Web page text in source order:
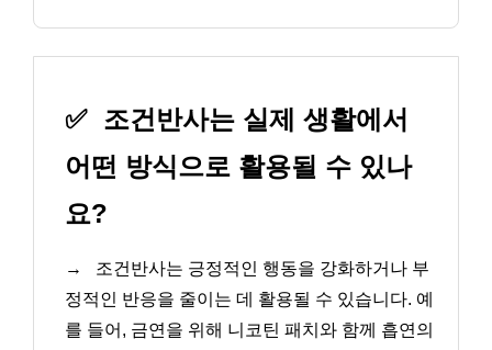
✅ 조건반사는 실제 생활에서
어떤 방식으로 활용될 수 있나
요?
→
조건반사는 긍정적인 행동을 강화하거나 부
정적인 반응을 줄이는 데 활용될 수 있습니다. 예
를 들어, 금연을 위해 니코틴 패치와 함께 흡연의